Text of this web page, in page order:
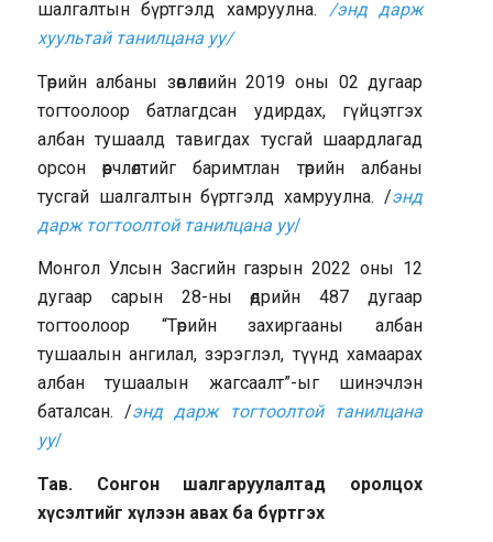
шалгалтын бүртгэлд хамруулна. /энд дарж
хуультай танилцана уу/
Төрийн албаны зөвлөлийн 2019 оны 02 дугаар
тогтоолоор батлагдсан удирдах, гүйцэтгэх
албан тушаалд тавигдах тусгай шаардлагад
орсон өөрчлөлтийг баримтлан төрийн албаны
тусгай шалгалтын бүртгэлд хамруулна. /энд
дарж тогтоолтой танилцана уу/
Монгол Улсын Засгийн газрын 2022 оны 12
дугаар сарын 28-ны өдрийн 487 дугаар
тогтоолоор “Төрийн захиргааны албан
тушаалын ангилал, зэрэглэл, түүнд хамаарах
албан тушаалын жагсаалт”-ыг шинэчлэн
баталсан. /энд дарж тогтоолтой танилцана
уу/
Тав. Сонгон шалгаруулалтад оролцох
хүсэлтийг хүлээн авах ба бүртгэх